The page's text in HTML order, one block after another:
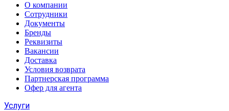
О компании
Сотрудники
Документы
Бренды
Реквизиты
Вакансии
Доставка
Условия возврата
Партнерская программа
Офер для агента
Услуги